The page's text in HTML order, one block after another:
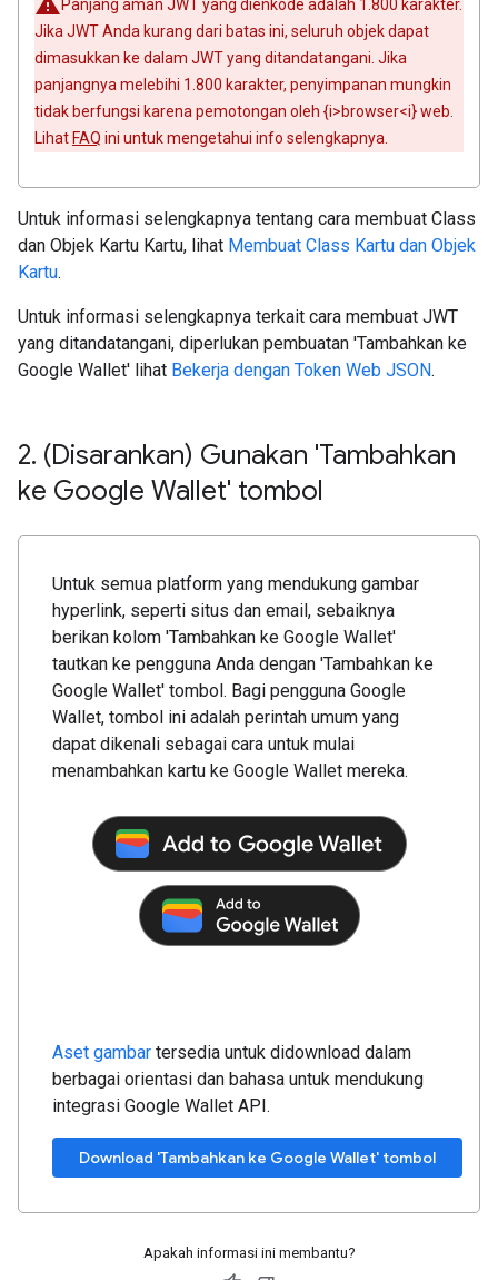
Panjang aman JWT yang dienkode adalah 1.800 karakter.
Jika JWT Anda kurang dari batas ini, seluruh objek dapat
dimasukkan ke dalam JWT yang ditandatangani. Jika
panjangnya melebihi 1.800 karakter, penyimpanan mungkin
tidak berfungsi karena pemotongan oleh {i>browser<i} web.
Lihat FAQ ini untuk mengetahui info selengkapnya.
Untuk informasi selengkapnya tentang cara membuat Class
dan Objek Kartu Kartu, lihat Membuat Class Kartu dan Objek
Kartu.
Untuk informasi selengkapnya terkait cara membuat JWT
yang ditandatangani, diperlukan pembuatan 'Tambahkan ke
Google Wallet' lihat Bekerja dengan Token Web JSON.
2. (Disarankan) Gunakan 'Tambahkan
ke Google Wallet' tombol
Untuk semua platform yang mendukung gambar
hyperlink, seperti situs dan email, sebaiknya
berikan kolom 'Tambahkan ke Google Wallet'
tautkan ke pengguna Anda dengan 'Tambahkan ke
Google Wallet' tombol. Bagi pengguna Google
Wallet, tombol ini adalah perintah umum yang
dapat dikenali sebagai cara untuk mulai
menambahkan kartu ke Google Wallet mereka.
Aset gambar tersedia untuk didownload dalam
berbagai orientasi dan bahasa untuk mendukung
integrasi Google Wallet API.
Download 'Tambahkan ke Google Wallet' tombol
Apakah informasi ini membantu?